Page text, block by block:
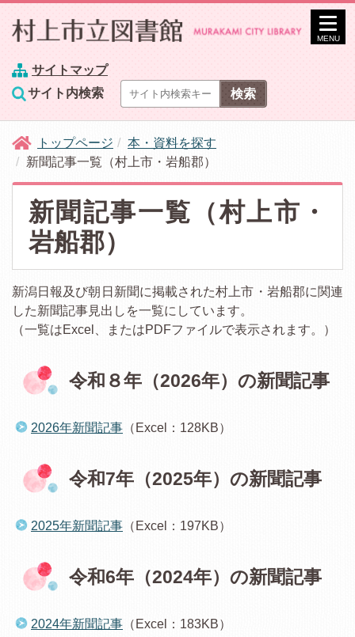
サイトマップ
サイト内検索
MENU
トップページ
本・資料を探す
新聞記事一覧（村上市・岩船郡）
新聞記事一覧（村上市・
岩船郡）
新潟日報及び朝日新聞に掲載された村上市・岩船郡に関連
した新聞記事見出しを一覧にしています。
（一覧はExcel、またはPDFファイルで表示されます。）
令和８年（2026年）の新聞記事
2026年新聞記事 （Excel：128KB）
令和7年（2025年）の新聞記事
2025年新聞記事 （Excel：197KB）
令和6年（2024年）の新聞記事
2024年新聞記事 （Excel：183KB）